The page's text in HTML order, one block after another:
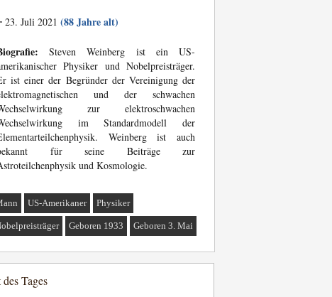
23. Juli 2021 (88 Jahre alt)
Steven Weinberg ist ein US-
Physiker und Nobelpreisträger.
ist einer der Begründer der Vereinigung der
und der schwachen
zur elektroschwachen
im Standardmodell der
Weinberg ist auch
für seine Beiträge zur
und Kosmologie.
US-Amerikaner Physiker
Geboren 1933 Geboren 3. Mai
Tages